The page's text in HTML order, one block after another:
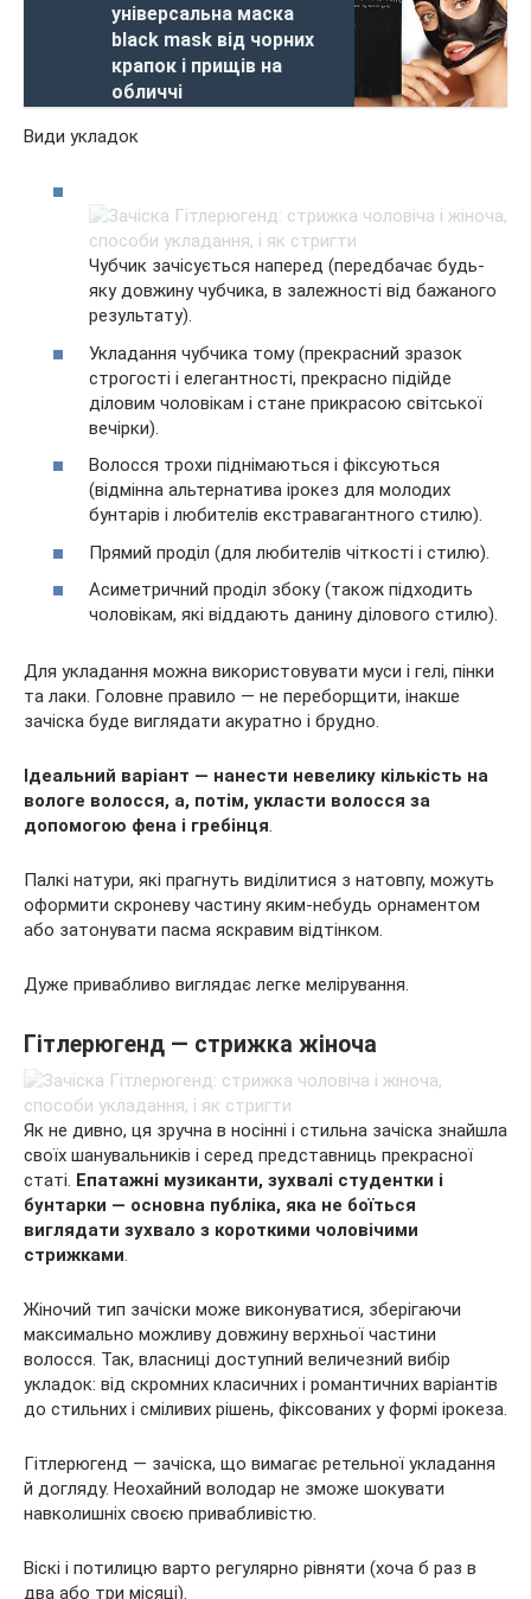
універсальна маска
black mask від чорних
крапок і прищів на
обличчі
Види укладок
Чубчик зачісується наперед (передбачає будь-
яку довжину чубчика, в залежності від бажаного
результату).
Укладання чубчика тому (прекрасний зразок
строгості і елегантності, прекрасно підійде
діловим чоловікам і стане прикрасою світської
вечірки).
Волосся трохи піднімаються і фіксуються
(відмінна альтернатива ірокез для молодих
бунтарів і любителів екстравагантного стилю).
Прямий проділ (для любителів чіткості і стилю).
Асиметричний проділ збоку (також підходить
чоловікам, які віддають данину ділового стилю).
Для укладання можна використовувати муси і гелі, пінки
та лаки. Головне правило — не переборщити, інакше
зачіска буде виглядати акуратно і брудно.
Ідеальний варіант — нанести невелику кількість на
вологе волосся, а, потім, укласти волосся за
допомогою фена і гребінця.
Палкі натури, які прагнуть виділитися з натовпу, можуть
оформити скроневу частину яким-небудь орнаментом
або затонувати пасма яскравим відтінком.
Дуже привабливо виглядає легке мелірування.
Гітлерюгенд — стрижка жіноча
Як не дивно, ця зручна в носінні і стильна зачіска знайшла
своїх шанувальників і серед представниць прекрасної
статі. Епатажні музиканти, зухвалі студентки і
бунтарки — основна публіка, яка не боїться
виглядати зухвало з короткими чоловічими
стрижками.
Жіночий тип зачіски може виконуватися, зберігаючи
максимально можливу довжину верхньої частини
волосся. Так, власниці доступний величезний вибір
укладок: від скромних класичних і романтичних варіантів
до стильних і сміливих рішень, фіксованих у формі ірокеза.
Гітлерюгенд — зачіска, що вимагає ретельної укладання
й догляду. Неохайний володар не зможе шокувати
навколишніх своєю привабливістю.
Віскі і потилицю варто регулярно рівняти (хоча б раз в
два або три місяці).